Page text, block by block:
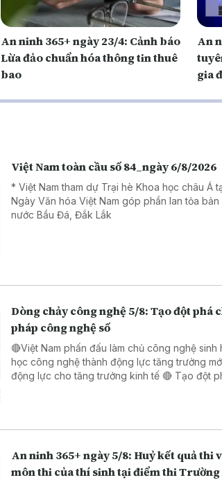
An ninh 365+ ngày 23/4: Cảnh báo
Lừa đảo chuẩn hóa thông tin thuê
bao
An ninh
gia
Việt Nam toàn cầu số 84_ngày 6/8/2026
* Việt Nam tham dự Trại hè Khoa học châu Á
Ngày Văn hóa Việt Nam góp phần lan tỏa
nước Bầu Đá, Đắk Lắk
Dòng chảy công nghệ 5/8: Tạo đột phá
pháp công nghệ số
🔴Việt Nam phấn đấu làm chủ công nghệ
học công nghệ thành động lực tăng trưởng
động lực cho tăng trưởng kinh tế 🔴 Tạo đột phá cho kinh tế tập thể bằng giải
An ninh 365+ ngày 5/8: Huỷ kết quả thi
môn thi của thí sinh tại điểm thi Trường